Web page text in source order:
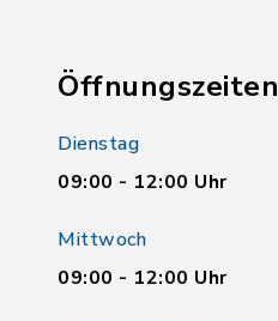
Öffnungszeiten
Dienstag
09:00 - 12:00 Uhr
Mittwoch
09:00 - 12:00 Uhr